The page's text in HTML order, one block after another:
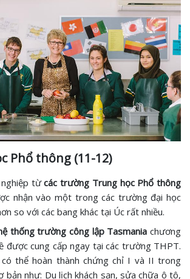
Phổ thông (11-12)
từcác trường Trung học Phổ thông
nhận vào một trong các trường đại học
so với các bang khác tại Úc rất nhiều.
thống trường công lập Tasmania chương
được cung cấp ngay tại các trường THPT.
thể hoàn thành chứng chỉ I và II trong
bản như: Du lịch khách sạn, sửa chữa ô tô,